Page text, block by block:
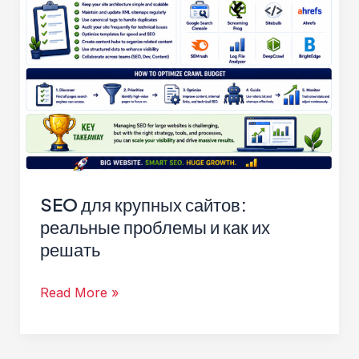
SEO для крупных сайтов:
реальные проблемы и как их
решать
SEO
Read More »